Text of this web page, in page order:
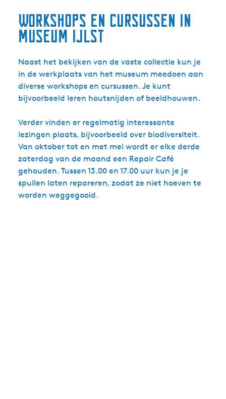
Workshops en cursussen in
Museum IJlst
Naast het bekijken van de vaste collectie kun je
in de werkplaats van het museum meedoen aan
diverse workshops en cursussen. Je kunt
bijvoorbeeld leren houtsnijden of beeldhouwen.
Verder vinden er regelmatig interessante
lezingen plaats, bijvoorbeeld over biodiversiteit.
Van oktober tot en met mei wordt er elke derde
zaterdag van de maand een Repair Café
gehouden. Tussen 13.00 en 17.00 uur kun je je
spullen laten repareren, zodat ze niet hoeven te
worden weggegooid.